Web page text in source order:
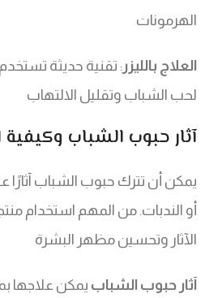
الهرمونات
العلاج بالليزر : تقنية حديثة تستخدم
لحب الشباب وتقليل الالتهاب
آثار حبوب الشباب
يمكن أن تترك حبوب الشباب آثارًا
أو الندبات. من المهم استخدام
الآثار وتحسين مظهر البشرة
آثار حبوب الشباب يمكن علاجها